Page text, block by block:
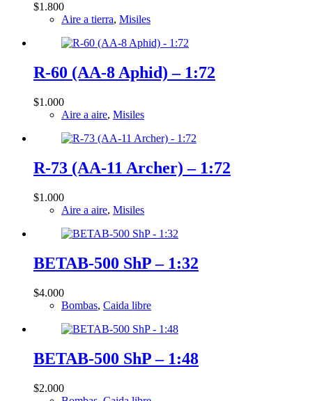
$1.800
Aire a tierra, Misiles
R-60 (AA-8 Aphid) – 1:72
$1.000
Aire a aire, Misiles
R-73 (AA-11 Archer) – 1:72
$1.000
Aire a aire, Misiles
BETAB-500 ShP – 1:32
$4.000
Bombas, Caida libre
BETAB-500 ShP – 1:48
$2.000